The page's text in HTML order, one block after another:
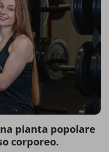
pianta popolare
corporeo.